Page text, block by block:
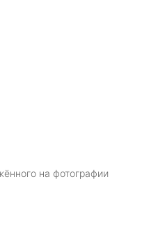
на фотографии